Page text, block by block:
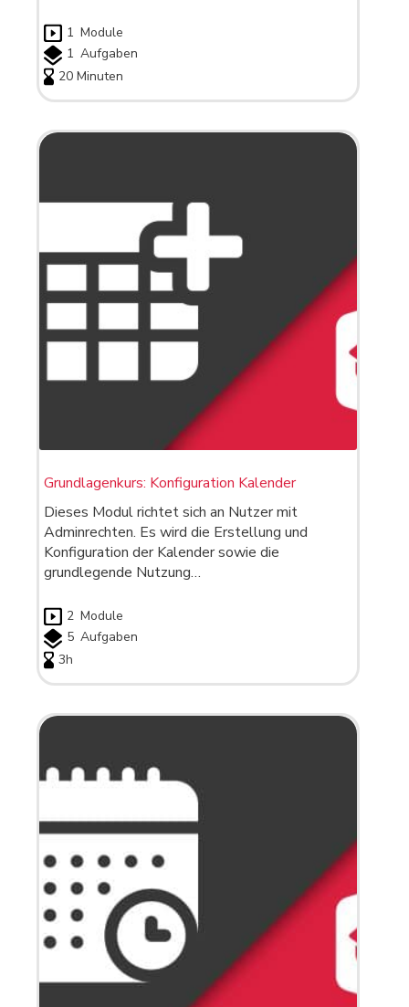
1 Module
1 Aufgaben
20 Minuten
Grundlagenkurs: Konfiguration Kalender
Dieses Modul richtet sich an Nutzer mit
Adminrechten. Es wird die Erstellung und
Konfiguration der Kalender sowie die
grundlegende Nutzung…
2 Module
5 Aufgaben
3h